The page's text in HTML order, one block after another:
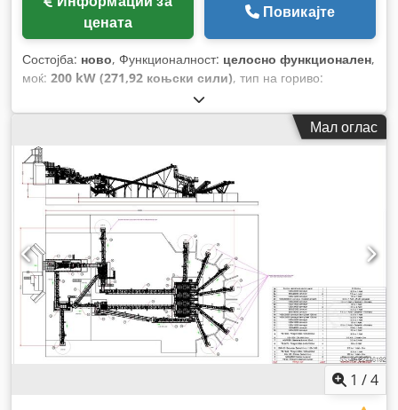
цената
Повикајте
Состојба: ново, Функционалност: целосно функционален,
моќ: 200 kW (271,92 коњски сили), тип на гориво:
, вкупна тежина:
на изградба:2026,
Мал оглас
1 /4